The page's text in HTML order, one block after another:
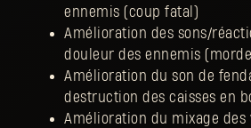
ennemis (coup fatal)
Amélioration des sons/
douleur des ennemis
Amélioration du son de
destruction des caisses en
Amélioration du mixage des